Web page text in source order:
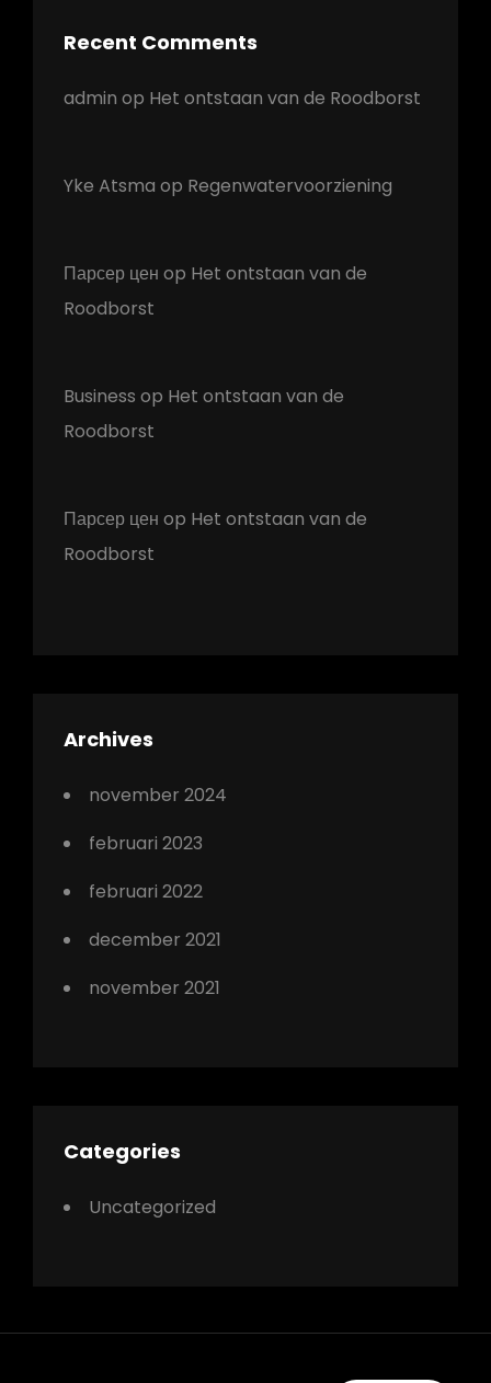
Recent Comments
admin op Het ontstaan van de Roodborst
Yke Atsma op Regenwatervoorziening
Парсер цен op Het ontstaan van de
Roodborst
Business op Het ontstaan van de
Roodborst
Парсер цен op Het ontstaan van de
Roodborst
Archives
november 2024
februari 2023
februari 2022
december 2021
november 2021
Categories
Uncategorized